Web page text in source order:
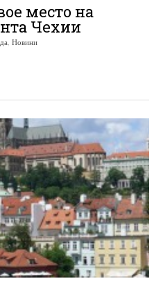
место на
Чехии
Новини